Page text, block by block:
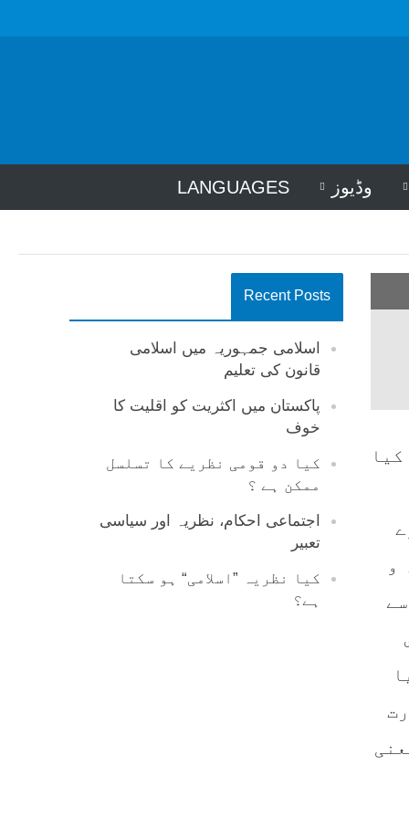
وڈیوز LANGUAGES
Recent Posts
اسلامی جمہوریہ میں اسلامی
قانون کی تعلیم
پاکستان میں اکثریت کو اقلیت کا
خوف
کیا دو قومی نظریے کا تسلسل
ممکن ہے ؟
اجتماعی احکام، نظریہ اور سیاسی
تعبیر
کیا نظریہ ”اسلامی“ ہو سکتا
ہے؟
و